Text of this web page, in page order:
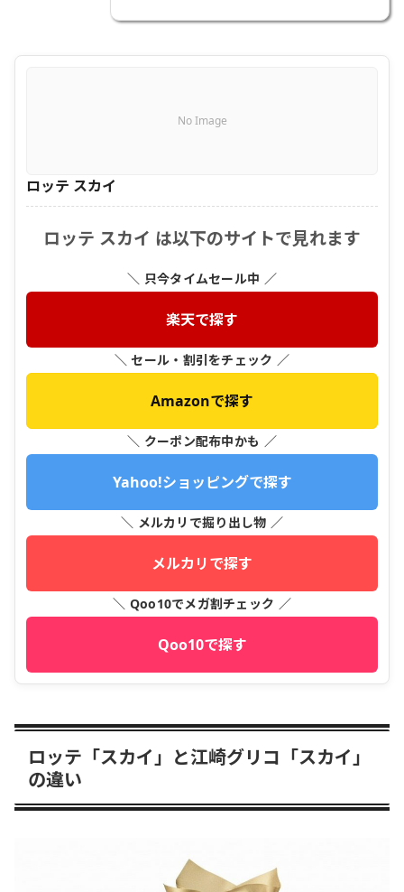
No Image
ロッテ スカイ
ロッテ スカイ は以下のサイトで見れます
＼ 只今タイムセール中 ／
楽天で探す
＼ セール・割引をチェック ／
Amazonで探す
＼ クーポン配布中かも ／
Yahoo!ショッピングで探す
＼ メルカリで掘り出し物 ／
メルカリで探す
＼ Qoo10でメガ割チェック ／
Qoo10で探す
ロッテ「スカイ」と江崎グリコ「スカイ」
の違い